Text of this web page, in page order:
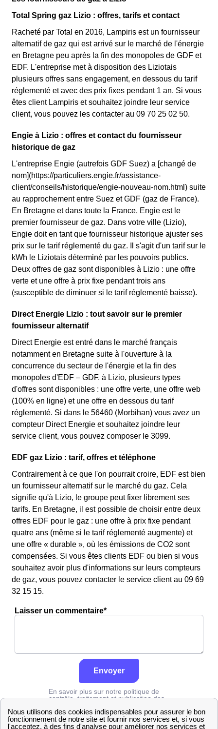
Total Spring gaz Lizio : offres, tarifs et contact
Racheté par Total en 2016, Lampiris est un fournisseur
alternatif de gaz qui est arrivé sur le marché de l'énergie
en Bretagne peu après la fin des monopoles de GDF et
EDF. L'entreprise met à disposition des Liziotais
plusieurs offres sans engagement, en dessous du tarif
réglementé et avec des prix fixes pendant 1 an. Si vous
êtes client Lampiris et souhaitez joindre leur service
client, vous pouvez les contacter au 09 70 25 02 50.
Engie à Lizio : offres et contact du fournisseur
historique de gaz
L'entreprise Engie (autrefois GDF Suez) a [changé de
nom](https://particuliers.engie.fr/assistance-
client/conseils/historique/engie-nouveau-nom.html) suite
au rapprochement entre Suez et GDF (gaz de France).
En Bretagne et dans toute la France, Engie est le
premier fournisseur de gaz. Dans votre ville (Lizio),
Engie doit en tant que fournisseur historique ajuster ses
prix sur le tarif réglementé du gaz. Il s'agit d'un tarif sur le
kWh le Liziotais déterminé par les pouvoirs publics.
Deux offres de gaz sont disponibles à Lizio : une offre
verte et une offre à prix fixe pendant trois ans
(susceptible de diminuer si le tarif réglementé baisse).
Direct Energie Lizio : tout savoir sur le premier
fournisseur alternatif
Direct Energie est entré dans le marché français
notamment en Bretagne suite à l'ouverture à la
concurrence du secteur de l'énergie et la fin des
monopoles d'EDF – GDF. à Lizio, plusieurs types
d'offres sont disponibles : une offre verte, une offre web
(100% en ligne) et une offre en dessous du tarif
réglementé. Si dans le 56460 (Morbihan) vous avez un
compteur Direct Energie et souhaitez joindre leur
service client, vous pouvez composer le 3099.
EDF gaz Lizio : tarif, offres et téléphone
Contrairement à ce que l'on pourrait croire, EDF est bien
un fournisseur alternatif sur le marché du gaz. Cela
signifie qu'à Lizio, le groupe peut fixer librement ses
tarifs. En Bretagne, il est possible de choisir entre deux
offres EDF pour le gaz : une offre à prix fixe pendant
quatre ans (même si le tarif réglementé augmente) et
une offre « durable », où les émissions de CO2 sont
compensées. Si vous êtes clients EDF ou bien si vous
souhaitez avoir plus d'informations sur leurs compteurs
de gaz, vous pouvez contacter le service client au 09 69
32 15 15.
Laisser un commentaire*
Envoyer
En savoir plus sur notre politique de
contrôle, traitement et publication des